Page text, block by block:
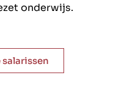
onderwijs.
salarissen